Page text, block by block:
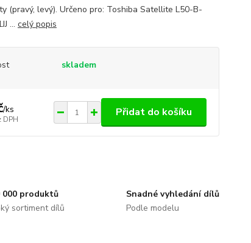
(pravý, levý). Určeno pro: Toshiba Satellite L50-B-
... celý popis
skladem
/ks
DPH
Přidat do košíku
000 produktů
sortiment dílů
Snadné vyhledání dílů
Podle modelu